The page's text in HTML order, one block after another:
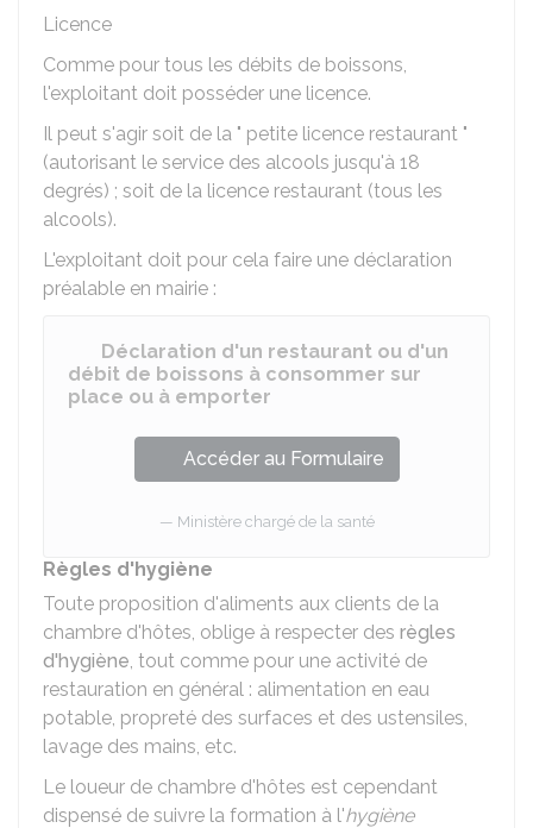
Licence
Comme pour tous les débits de boissons,
l'exploitant doit posséder une licence.
Il peut s'agir soit de la " petite licence restaurant "
(autorisant le service des alcools jusqu'à 18
degrés) ; soit de la licence restaurant (tous les
alcools).
L'exploitant doit pour cela faire une déclaration
préalable en mairie :
Déclaration d'un restaurant ou d'un
débit de boissons à consommer sur
place ou à emporter
Accéder au Formulaire
Ministère chargé de la santé
Règles d'hygiène
Toute proposition d'aliments aux clients de la
chambre d'hôtes, oblige à respecter des règles
d'hygiène, tout comme pour une activité de
restauration en général : alimentation en eau
potable, propreté des surfaces et des ustensiles,
lavage des mains, etc.
Le loueur de chambre d'hôtes est cependant
dispensé de suivre la formation à l'hygiène